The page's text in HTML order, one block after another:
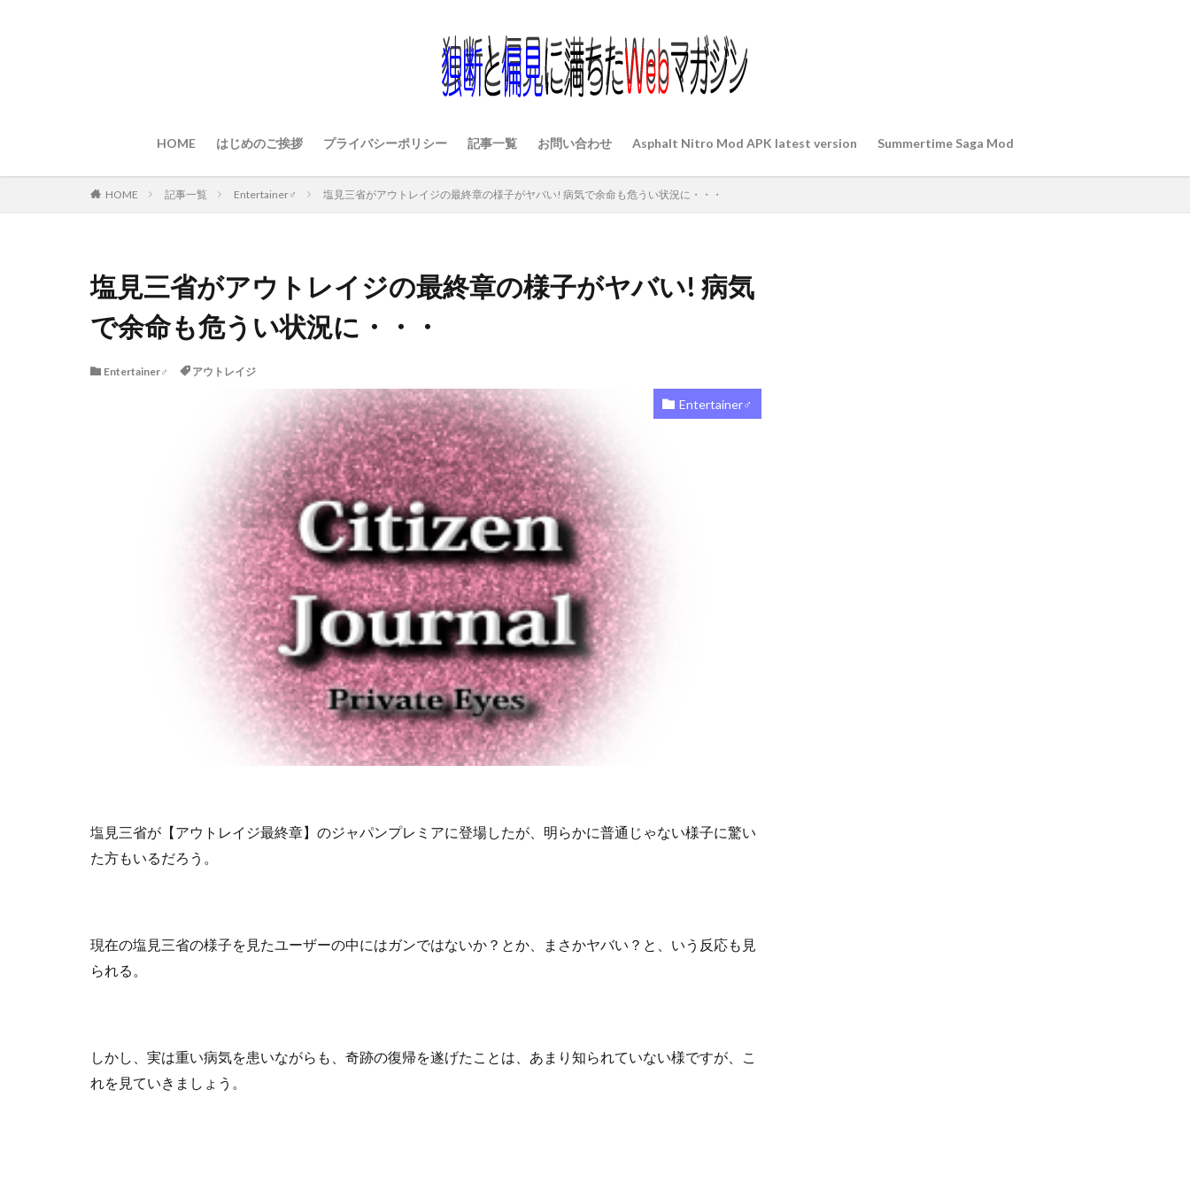
HOME はじめのご挨拶 プライバシーポリシー 記事一覧 お問い合わせ Asphalt Nitro Mod APK latest version Summertime Saga Mod
HOME 記事一覧 Entertainer♂ 塩見三省がアウトレイジの最終章の様子がヤバい! 病気で余命も危うい状況に・・・
塩見三省がアウトレイジの最終章の様子がヤバい! 病気
で余命も危うい状況に・・・
Entertainer♂ アウトレイジ
Entertainer♂
塩見三省が【アウトレイジ最終章】のジャパンプレミアに登場したが、明らかに普通じゃない様子に驚い
た方もいるだろう。
現在の塩見三省の様子を見たユーザーの中にはガンではないか？とか、まさかヤバい？と、いう反応も見
られる。
しかし、実は重い病気を患いながらも、奇跡の復帰を遂げたことは、あまり知られていない様ですが、こ
れを見ていきましょう。